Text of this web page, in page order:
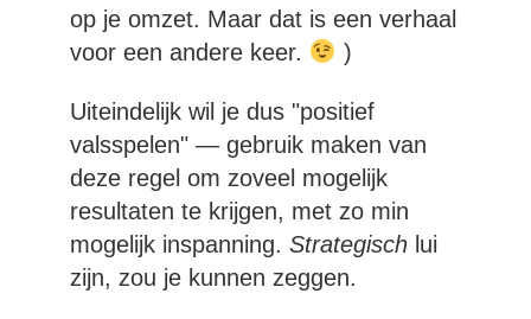
op je omzet. Maar dat is een verhaal
voor een andere keer.
)
Uiteindelijk wil je dus "positief
valsspelen" — gebruik maken van
deze regel om zoveel mogelijk
resultaten te krijgen, met zo min
mogelijk inspanning. Strategisch lui
zijn, zou je kunnen zeggen.